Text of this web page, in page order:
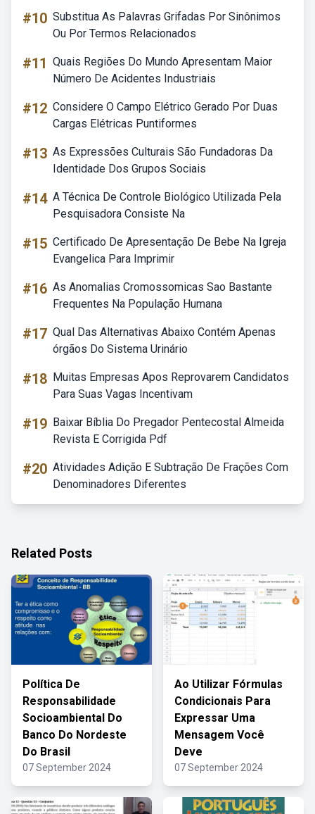
#10 Substitua As Palavras Grifadas Por Sinônimos
Ou Por Termos Relacionados
#11 Quais Regiões Do Mundo Apresentam Maior
Número De Acidentes Industriais
#12 Considere O Campo Elétrico Gerado Por Duas
Cargas Elétricas Puntiformes
#13 As Expressões Culturais São Fundadoras Da
Identidade Dos Grupos Sociais
#14 A Técnica De Controle Biológico Utilizada Pela
Pesquisadora Consiste Na
#15 Certificado De Apresentação De Bebe Na Igreja
Evangelica Para Imprimir
#16 As Anomalias Cromossomicas Sao Bastante
Frequentes Na População Humana
#17 Qual Das Alternativas Abaixo Contém Apenas
órgãos Do Sistema Urinário
#18 Muitas Empresas Apos Reprovarem Candidatos
Para Suas Vagas Incentivam
#19 Baixar Bíblia Do Pregador Pentecostal Almeida
Revista E Corrigida Pdf
#20 Atividades Adição E Subtração De Frações Com
Denominadores Diferentes
Related Posts
Política De
Responsabilidade
Socioambiental Do
Banco Do Nordeste
Do Brasil
07 September 2024
Ao Utilizar Fórmulas
Condicionais Para
Expressar Uma
Mensagem Você
Deve
07 September 2024